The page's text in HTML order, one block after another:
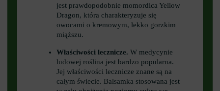
jest prawdopodobnie momordica Yellow
Dragon, która charakteryzuje się
owocami o kremowym, lekko gorzkim
miąższu.
Właściwości lecznicze. W medycynie
ludowej roślina jest bardzo popularna.
Jej właściwości lecznicze znane są na
całym świecie. Balsamka stosowana jest